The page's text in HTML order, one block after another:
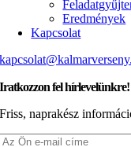
Eredmények
Kapcsolat
Iratkozzon fel hírlevelünkre!
Friss, naprakész